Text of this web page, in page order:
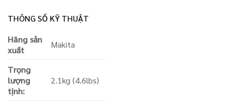
THÔNG SỐ KỸ THUẬT
Hãng sản
xuất
Makita
Trọng
lượng
tịnh:
2.1kg (4.6lbs)